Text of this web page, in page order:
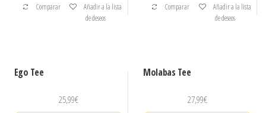
Comparar
Añadir a la lista
de deseos
Comparar
Añadir a la lista
de deseos
Ego Tee
25,99€
Molabas Tee
27,99€